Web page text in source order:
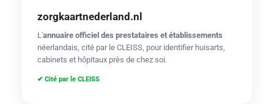
zorgkaartnederland.nl
L'annuaire officiel des prestataires et établissements
néerlandais, cité par le CLEISS, pour identifier huisarts,
cabinets et hôpitaux près de chez soi.
✔ Cité par le CLEISS